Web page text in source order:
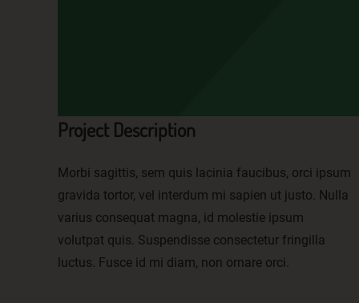
Project Description
Morbi sagittis, sem quis lacinia faucibus, orci ipsum
gravida tortor, vel interdum mi sapien ut justo. Nulla
varius consequat magna, id molestie ipsum
volutpat quis. Suspendisse consectetur fringilla
luctus. Fusce id mi diam, non ornare orci.